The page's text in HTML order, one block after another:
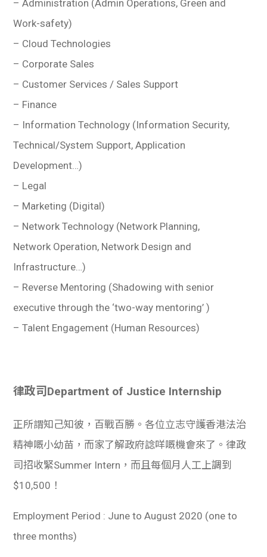
– Administration (Admin Operations, Green and
Work-safety)
– Cloud Technologies
– Corporate Sales
– Customer Services / Sales Support
– Finance
– Information Technology (Information Security,
Technical/System Support, Application
Development…)
– Legal
– Marketing (Digital)
– Network Technology (Network Planning,
Network Operation, Network Design and
Infrastructure…)
– Reverse Mentoring (Shadowing with senior
executive through the ‘two-way mentoring’ )
– Talent Engagement (Human Resources)
律政司Department of Justice Internship
正所謂知己知彼，百戰百勝。各位立志守護香港法治
精神嘅小幼苗，而家了解政府諗咩嘅機會來了。律政
司招收緊Summer Intern，而且每個月人工上調到
$10,500！
Employment Period : June to August 2020 (one to
three months)